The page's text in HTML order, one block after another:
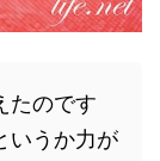
たのです
いうか力が